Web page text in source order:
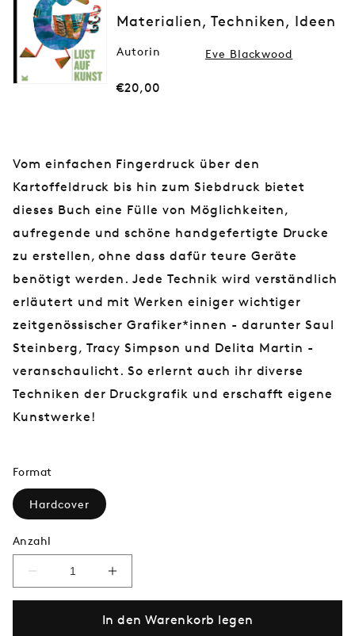
Medien
1
in
Modal
öffnen
Materialien, Techniken, Ideen
Autorin Eve Blackwood
Normaler
€20,00
Format
Hardcover
Anzahl
Verringere
die
Menge
Erhöhe
die
Menge
für
In den Warenkorb legen
Vom einfachen Fingerdruck über den
Kartoffeldruck bis hin zum Siebdruck bietet
dieses Buch eine Fülle von Möglichkeiten,
aufregende und schöne handgefertigte Drucke
zu erstellen, ohne dass dafür teure Geräte
benötigt werden. Jede Technik wird verständlich
erläutert und mit Werken einiger wichtiger
zeitgenössischer Grafiker*innen - darunter Saul
Steinberg, Tracy Simpson und Delita Martin -
veranschaulicht. So erlernt auch ihr diverse
Techniken der Druckgrafik und erschafft eigene
Kunstwerke!